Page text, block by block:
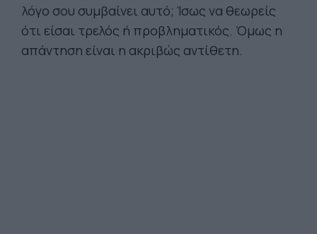
λόγο σου συμβαίνει αυτό; Ίσως να θεωρείς
ότι είσαι τρελός ή προβληματικός. Όμως η
απάντηση είναι η ακριβώς αντίθετη.